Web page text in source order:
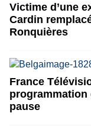
Victime d’une
Cardin
Ronquières
France
programmation
pause